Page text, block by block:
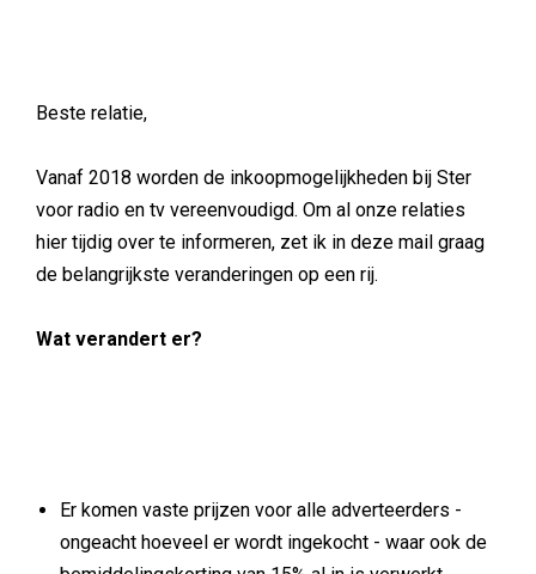
Beste relatie,
Vanaf 2018 worden de inkoopmogelijkheden bij Ster
voor radio en tv vereenvoudigd. Om al onze relaties
hier tijdig over te informeren, zet ik in deze mail graag
de belangrijkste veranderingen op een rij.
Wat verandert er?
Er komen vaste prijzen voor alle adverteerders -
ongeacht hoeveel er wordt ingekocht - waar ook de